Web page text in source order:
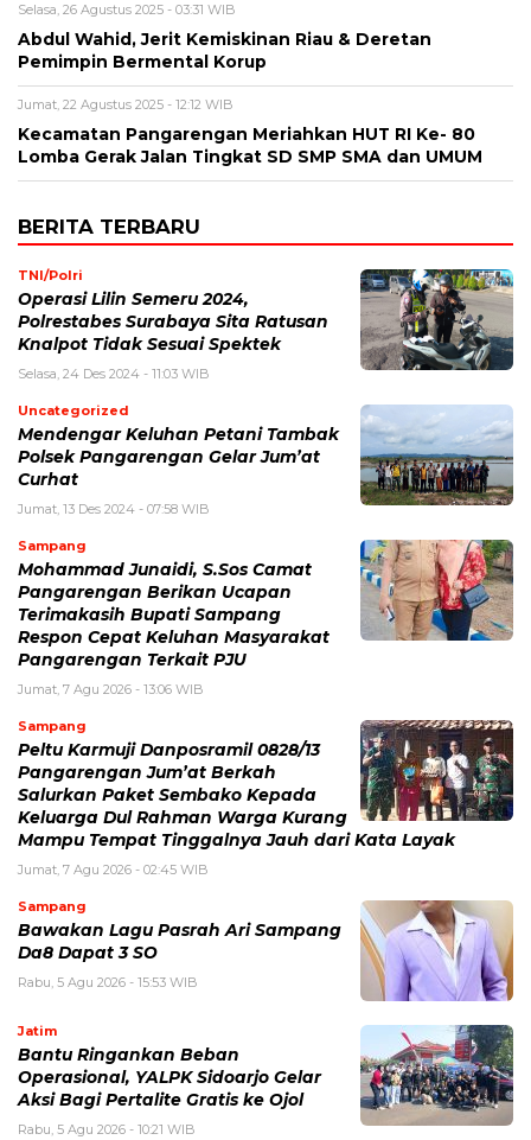
Selasa, 26 Agustus 2025 - 03:31 WIB
Abdul Wahid, Jerit Kemiskinan Riau & Deretan
Pemimpin Bermental Korup
Jumat, 22 Agustus 2025 - 12:12 WIB
Kecamatan Pangarengan Meriahkan HUT RI Ke- 80
Lomba Gerak Jalan Tingkat SD SMP SMA dan UMUM
BERITA TERBARU
TNI/Polri
Operasi Lilin Semeru 2024,
Polrestabes Surabaya Sita Ratusan
Knalpot Tidak Sesuai Spektek
Selasa, 24 Des 2024 - 11:03 WIB
Uncategorized
Mendengar Keluhan Petani Tambak
Polsek Pangarengan Gelar Jum’at
Curhat
Jumat, 13 Des 2024 - 07:58 WIB
Sampang
Mohammad Junaidi, S.Sos Camat
Pangarengan Berikan Ucapan
Terimakasih Bupati Sampang
Respon Cepat Keluhan Masyarakat
Pangarengan Terkait PJU
Jumat, 7 Agu 2026 - 13:06 WIB
Sampang
Peltu Karmuji Danposramil 0828/13
Pangarengan Jum’at Berkah
Salurkan Paket Sembako Kepada
Keluarga Dul Rahman Warga Kurang
Mampu Tempat Tinggalnya Jauh dari Kata Layak
Jumat, 7 Agu 2026 - 02:45 WIB
Sampang
Bawakan Lagu Pasrah Ari Sampang
Da8 Dapat 3 SO
Rabu, 5 Agu 2026 - 15:53 WIB
Jatim
Bantu Ringankan Beban
Operasional, YALPK Sidoarjo Gelar
Aksi Bagi Pertalite Gratis ke Ojol
Rabu, 5 Agu 2026 - 10:21 WIB